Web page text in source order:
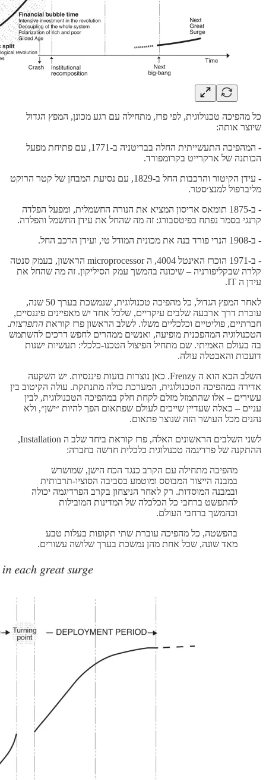
כל מהפיכה טכנולוגית, לפי פרז, מתחילה עם רגע מכונן, המפץ הגדול
שיוצר אותה:
- המהפיכה התעשייתית החלה בבריטניה ב-1771, עם פתיחת מפעל
הכותנה של ארקרייט בקרומפורד.
- עידן הקיטור והרכבות החל ב-1829, עם נסיעת המבחן של קטר הרוקט
מליברפול למנצ׳סטר.
- ב-1875 תומאס אדיסון המציא את הנורה החשמלית, ומפעל הפלדה
קרנגי בסמר נפתח בפיטסבורג: זה מה שהחל את עידן החשמל והפלדה.
- ב-1908 הנרי פורד בנה את מכונית המודל טי, ועידן הרכב החל.
- ב-1971 הוכרז האינטל 4004, ה microprocessor הראשון, בעמק סנטה
קלרה שבקליפורניה – שיכונה בהמשך עמק הסיליקון. זה מה שהחל את
עידן ה IT.
לאחר המפץ הגדול, כל מהפיכה טכנולוגית, שנמשכת בערך 50 שנה,
עוברת דרך ארבעה שלבים עיקריים, שלכל אחד יש מאפיינים פיננסיים,
חברתיים, פוליטיים וכלכליים משלו. לשלב הראשון פרז קוראת התפרצות.
הטכנולוגיה המהפכנית מופיעה, ואנשים ממהרים לחפש דרכים להשתמש
בה בעולם האמיתי. שם מתחיל הפיצול הטכנו-כלכלי: תעשיות ישנות
דועכות והאבטלה עולה.
השלב הבא הוא ה Frenzy. כאן נוצרות בועות פיננסיות. יש השקעה
אדירה במהפיכה הטכנולוגית, המערכת כולה מתנתקת. עולה הקיטוב בין
עשירים – אלו שהתמזל מזלם לקחת חלק במהפיכה הטכנולוגית, לבין
עניים – כאלה שעדיין שייכים לעולם שפתאום הפך להיות ״ישן״, ולא
נהנים מכל העושר הזה שנוצר פתאום.
לשני השלבים הראשונים האלה, פרז קוראת ביחד שלב ה Installation,
ההתקנה של פרדיגמה טכנולוגית כלכלית חדשה בחברה:
מהפיכה מתחילה עם הקרב כנגד הכח הישן, שמושרש
במבנה הייצור המבוסס ומוטמע בסביבה הסוציו-תרבותית
ובמבנה המוסדות. רק לאחר הניצחון בקרב הפרדיגמה יכולה
להתפשט ברחבי כל הכלכלה של המדינות המובילות
ובהמשך ברחבי העולם.
בהפשטה, כל מהפיכה עוברת שתי תקופות בעלות טבע
מאד שונה, שכל אחת מהן נמשכת בערך שלושה עשורים.